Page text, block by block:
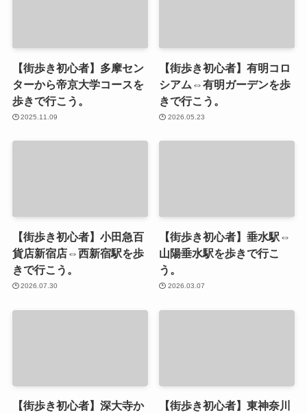
【街歩き初心者】多摩セン
ターから帝京大学コースを
歩きで行こう。
2025.11.09
【街歩き初心者】有明コロ
シアム⇔有明ガーデンを歩
きで行こう。
2026.05.23
【街歩き初心者】小田急百
貨店新宿店⇔西新宿駅を歩
きで行こう。
2026.07.30
【街歩き初心者】垂水駅⇔
山陽垂水駅を歩きで行こ
う。
2026.03.07
【街歩き初心者】深大寺か
【街歩き初心者】東神奈川